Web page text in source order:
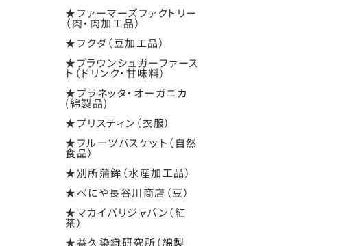
★ファーマーズファクトリー
（肉・肉加工品）
★フクダ（豆加工品）
★ブラウンシュガーファース
ト（ドリンク・甘味料）
★プラネッタ・オーガニカ
(綿製品)
★プリスティン（衣服）
★フルーツバスケット（自然
食品）
★別所蒲鉾（水産加工品）
★べにや長谷川商店（豆）
★マカイバリジャパン（紅
茶）
★益久染織研究所（綿製